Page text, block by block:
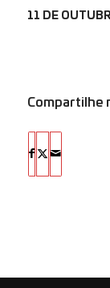
11 DE
Compartilhe